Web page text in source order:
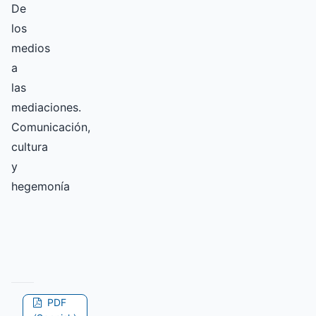
De
los
medios
a
las
mediaciones.
Comunicación,
cultura
y
hegemonía
PDF